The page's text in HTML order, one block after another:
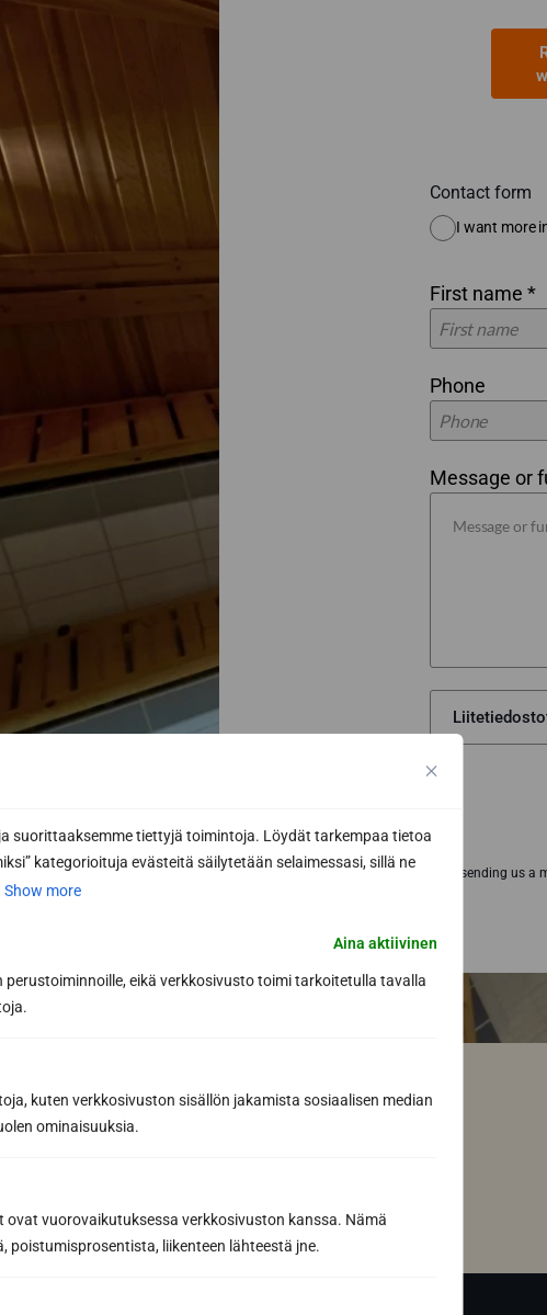
suorittaaksemme tiettyjä toimintoja. Löydät tarkempaa tietoa
kategorioituja evästeitä säilytetään selaimessasi, sillä ne
Show more
Aina aktiivinen
eikä verkkosivusto toimi tarkoitetulla tavalla
kuten verkkosivuston sisällön jakamista sosiaalisen median
ominaisuuksia.
vuorovaikutuksessa verkkosivuston kanssa. Nämä
liikenteen lähteestä jne.
Contact form
I want more
First name *
Phone
Message or
By sending us